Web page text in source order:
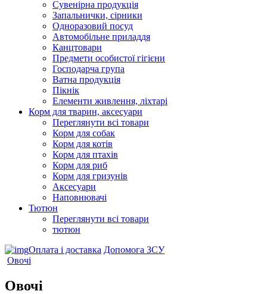
Сувенірна продукція
Запальнички, сірники
Одноразовий посуд
Автомобільне приладдя
Канцтовари
Предмети особистої гігієни
Господарча група
Ватна продукція
Пікнік
Елементи живлення, ліхтарі
Корм для тварин, аксесуари
Переглянути всі товари
Корм для собак
Корм для котів
Корм для птахів
Корм для риб
Корм для гризунів
Аксесуари
Наповнювачі
Тютюн
Переглянути всі товари
тютюн
Оплата і доставка Допомога ЗСУ
Овочі
Овочі